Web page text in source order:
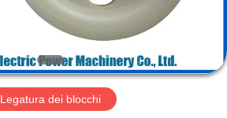
Legatura dei blocchi